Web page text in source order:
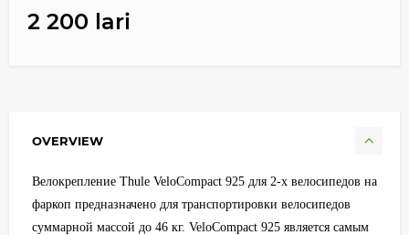
2 200 lari
OVERVIEW
Велокрепление Thule VeloCompact 925 для 2-х велосипедов на
фаркоп предназначено для транспортировки велосипедов
суммарной массой до 46 кг. VeloCompact 925 является самым